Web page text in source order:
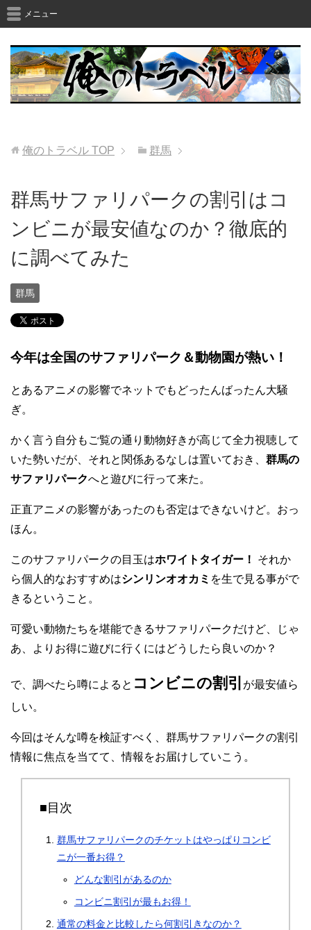
メニュー
俺のトラベル TOP 群馬
群馬サファリパークの割引はコ
ンビニが最安値なのか？徹底的
に調べてみた
群馬
今年は全国のサファリパーク＆動物園が熱い！
とあるアニメの影響でネットでもどったんばったん大騒
ぎ。
かく言う自分もご覧の通り動物好きが高じて全力視聴して
いた勢いだが、それと関係あるなしは置いておき、 群馬の
サファリパークへと遊びに行って来た。
正直アニメの影響があったのも否定はできないけど。おっ
ほん。
このサファリパークの目玉はホワイトタイガー！
それか
ら個人的なおすすめはシンリンオオカミ を生で見る事がで
きるということ。
可愛い動物たちを堪能できるサファリパークだけど、じゃ
あ、よりお得に遊びに行くにはどうしたら良いのか？
で、調べたら噂によると コンビニの割引
が最安値ら
しい。
今回はそんな噂を検証すべく、群馬サファリパークの割引
情報に焦点を当てて、情報をお届けしていこう。
■目次
群馬サファリパークのチケットはやっぱりコンビ
ニが一番お得？
どんな割引があるのか
コンビニ割引が最もお得！
通常の料金と比較したら何割引きなのか？